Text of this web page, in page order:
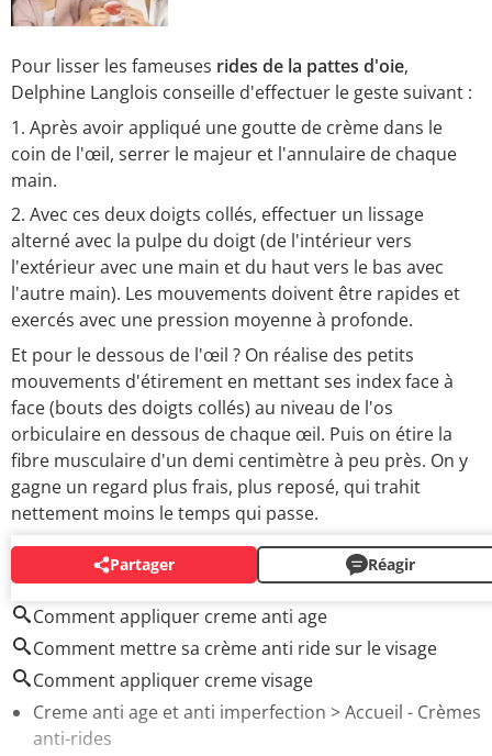
Pour lisser les fameuses rides de la pattes d'oie,
Delphine Langlois conseille d'effectuer le geste suivant :
Après avoir appliqué une goutte de crème dans le
coin de l'œil, serrer le majeur et l'annulaire de chaque
main.
Avec ces deux doigts collés, effectuer un lissage
alterné avec la pulpe du doigt (de l'intérieur vers
l'extérieur avec une main et du haut vers le bas avec
l'autre main). Les mouvements doivent être rapides et
exercés avec une pression moyenne à profonde.
Et pour le dessous de l'œil ? On réalise des petits
mouvements d'étirement en mettant ses index face à
face (bouts des doigts collés) au niveau de l'os
orbiculaire en dessous de chaque œil. Puis on étire la
fibre musculaire d'un demi centimètre à peu près. On y
gagne un regard plus frais, plus reposé, qui trahit
nettement moins le temps qui passe.
Partager Réagir
AUTOUR DU MÊME SUJET
Comment appliquer creme anti age
Comment mettre sa crème anti ride sur le visage
Comment appliquer creme visage
Creme anti age et anti imperfection > Accueil - Crèmes
anti-rides